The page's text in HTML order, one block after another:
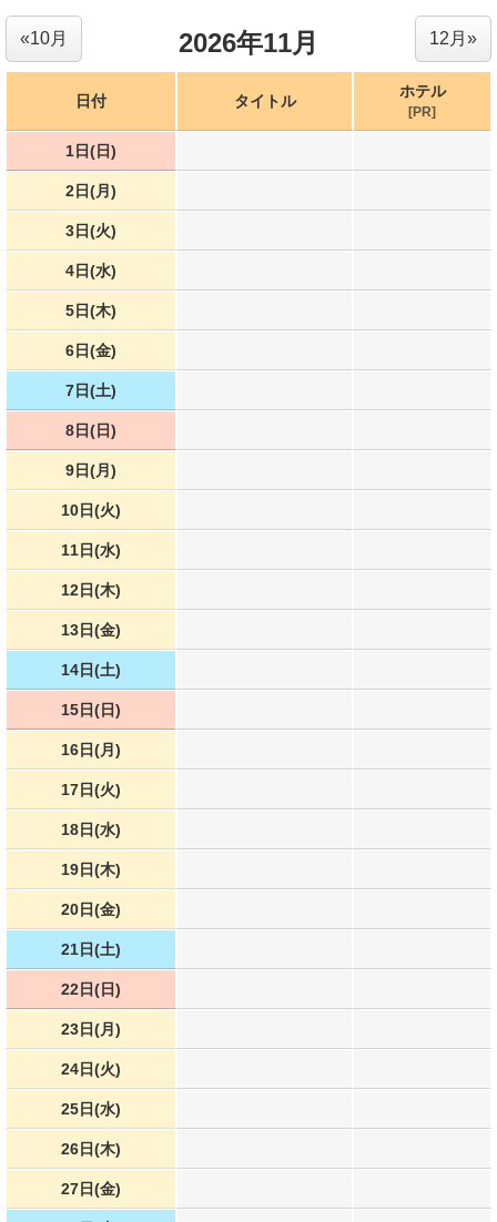
2026年11月 12月»
«10月
日付 タイトル
ホテル
[PR]
1日(日)
2日(月)
3日(火)
4日(水)
5日(木)
6日(金)
7日(土)
8日(日)
9日(月)
10日(火)
11日(水)
12日(木)
13日(金)
14日(土)
15日(日)
16日(月)
17日(火)
18日(水)
19日(木)
20日(金)
21日(土)
22日(日)
23日(月)
24日(火)
25日(水)
26日(木)
27日(金)